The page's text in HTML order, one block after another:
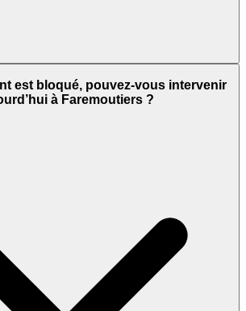
est bloqué, pouvez-vous intervenir
à Faremoutiers ?